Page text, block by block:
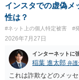
たのであれば，かかる
しょう。
インスタでの虚偽メ
性は？
#ネット上の個人特定被害 #
2026年7月27日
インターネットに
稲葉 進太郎 弁護
これは詐欺などのメッ